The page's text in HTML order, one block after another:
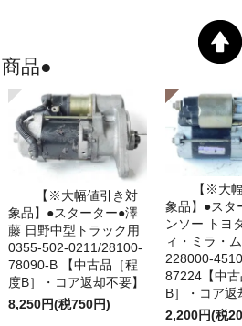
品●
【※大幅値引き対
象品】●スターター●澤
藤 日野中型トラック用
0355-502-0211/28100-
78090-B 【中古品［程
度B］・コア返却不要】
8,250円(税750円)
【※大
象品】●スタ
ンソー トヨ
ィ・ミラ・
87224【中
B］・コア返
2,200円(税